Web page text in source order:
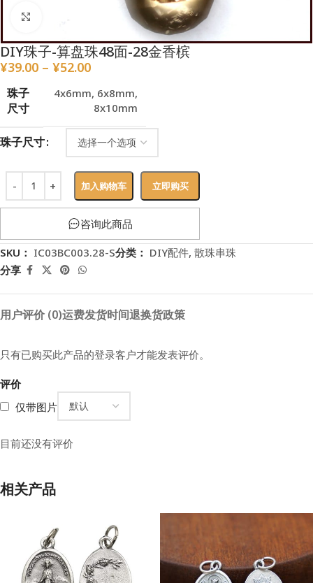
DIY珠子-算盘珠48面-28金香槟
¥39.00 – ¥52.00
珠子
尺寸
4x6mm, 6x8mm,
8x10mm
珠子尺寸
加入购物车 立即购买
咨询此商品
SKU： IC03BC003.28-S分类： DIY配件, 散珠串珠
分享
用户评价 (0)运费发货时间退换货政策
评价
仅带图片
目前还没有评价
只有已购买此产品的登录客户才能发表评价。
相关产品